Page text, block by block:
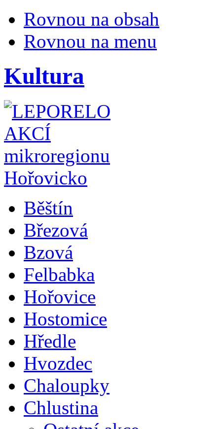
Rovnou na obsah
Rovnou na menu
Kultura
Běštín
Březová
Bzová
Felbabka
Hořovice
Hostomice
Hředle
Hvozdec
Chaloupky
Chlustina